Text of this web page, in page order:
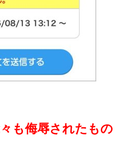
も侮辱されたもの